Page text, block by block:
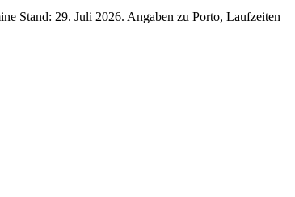
Stand: 29. Juli 2026. Angaben zu Porto, Laufzeiten